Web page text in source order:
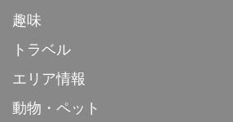
趣味
トラベル
エリア情報
動物・ペット